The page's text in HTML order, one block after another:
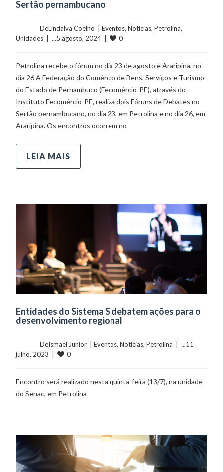
Sertão pernambucano
	    	DeLindalva Coelho  |
Eventos, Notícias, Petrolina
Unidades
  |  ...5 agosto, 2024  |
0
Petrolina recebe o fórum no dia 23 de agosto e Araripina, no
dia 26 A Federação do Comércio de Bens, Serviços e Turismo
do Estado de Pernambuco (Fecomércio-PE), através do
Instituto Fecomércio-PE, realiza dois Fóruns de Debates no
Sertão pernambucano, no dia 23, em Petrolina e no dia 26, em
Araripina. Os encontros ocorrem no
LEIA MAIS
Entidades do Sistema S debatem ações para o
desenvolvimento regional
	    	DeIsmael Junior  |
Eventos, Notícias, Petrolina
  |  ...11
julho, 2023  |
0
Encontro será realizado nesta quinta-feira (13/7), na unidade
do Senac, em Petrolina